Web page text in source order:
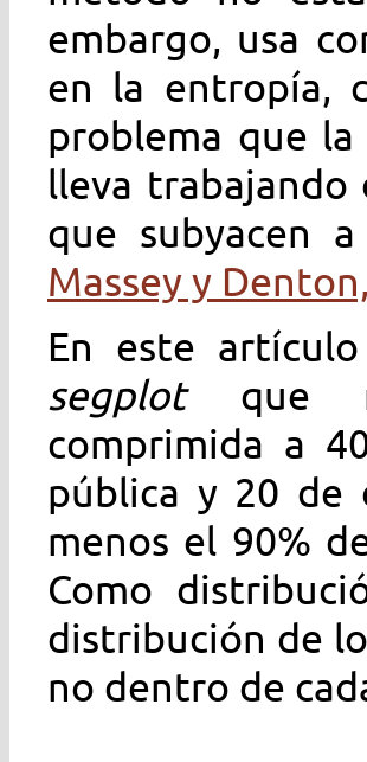
embargo, usa
en la entropía,
problema que
lleva trabajando
que subyacen
Massey y
En este
segplotque
comprimida a
pública y 20 de
menos el 90%
Como
distribución de
no dentro de